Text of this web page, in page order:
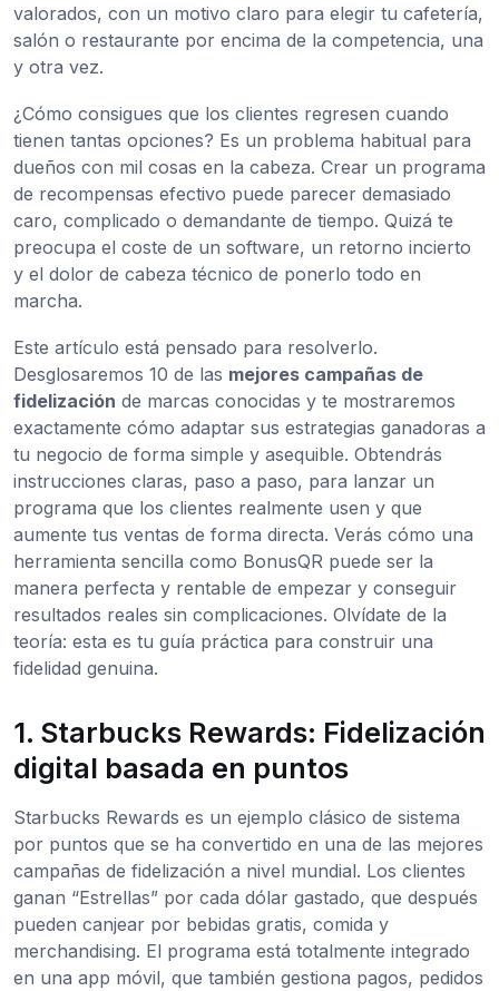
valorados, con un motivo claro para elegir tu cafetería,
salón o restaurante por encima de la competencia, una
y otra vez.
¿Cómo consigues que los clientes regresen cuando
tienen tantas opciones? Es un problema habitual para
dueños con mil cosas en la cabeza. Crear un programa
de recompensas efectivo puede parecer demasiado
caro, complicado o demandante de tiempo. Quizá te
preocupa el coste de un software, un retorno incierto
y el dolor de cabeza técnico de ponerlo todo en
marcha.
Este artículo está pensado para resolverlo.
Desglosaremos 10 de las mejores campañas de
fidelización de marcas conocidas y te mostraremos
exactamente cómo adaptar sus estrategias ganadoras a
tu negocio de forma simple y asequible. Obtendrás
instrucciones claras, paso a paso, para lanzar un
programa que los clientes realmente usen y que
aumente tus ventas de forma directa. Verás cómo una
herramienta sencilla como BonusQR puede ser la
manera perfecta y rentable de empezar y conseguir
resultados reales sin complicaciones. Olvídate de la
teoría: esta es tu guía práctica para construir una
fidelidad genuina.
1. Starbucks Rewards: Fidelización
digital basada en puntos
Starbucks Rewards es un ejemplo clásico de sistema
por puntos que se ha convertido en una de las mejores
campañas de fidelización a nivel mundial. Los clientes
ganan “Estrellas” por cada dólar gastado, que después
pueden canjear por bebidas gratis, comida y
merchandising. El programa está totalmente integrado
en una app móvil, que también gestiona pagos, pedidos